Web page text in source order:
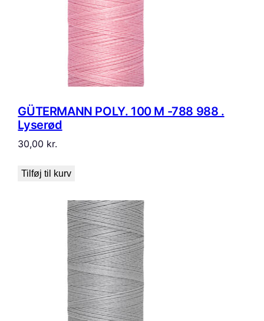
GÜTERMANN POLY. 100 M -788 988 .
Lyserød
30,00 kr.
Tilføj til kurv